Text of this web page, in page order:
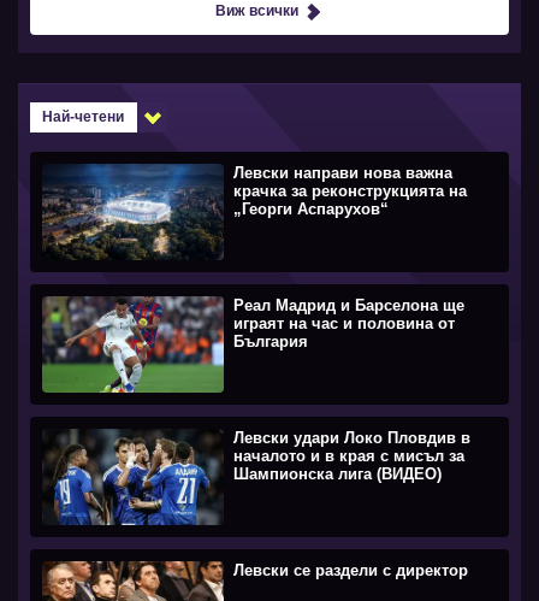
Виж всички
Най-четени
Левски направи нова важна
крачка за реконструкцията на
„Георги Аспарухов“
Реал Мадрид и Барселона ще
играят на час и половина от
България
Левски удари Локо Пловдив в
началото и в края с мисъл за
Шампионска лига (ВИДЕО)
Левски се раздели с директор